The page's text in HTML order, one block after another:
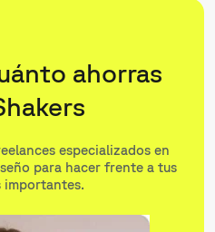
ahorras
especializados en
para hacer frente a tus
importantes.